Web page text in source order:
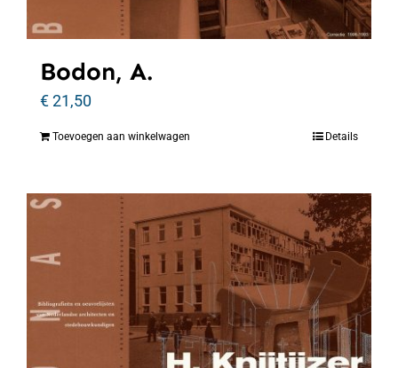
Bodon, A.
€21,50
Toevoegen aan winkelwagen Details